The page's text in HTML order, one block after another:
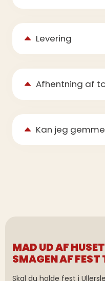
Levering
Afhentning af
Kan jeg
MAD UD AF
SMAGEN AF
Skal du holde fest i